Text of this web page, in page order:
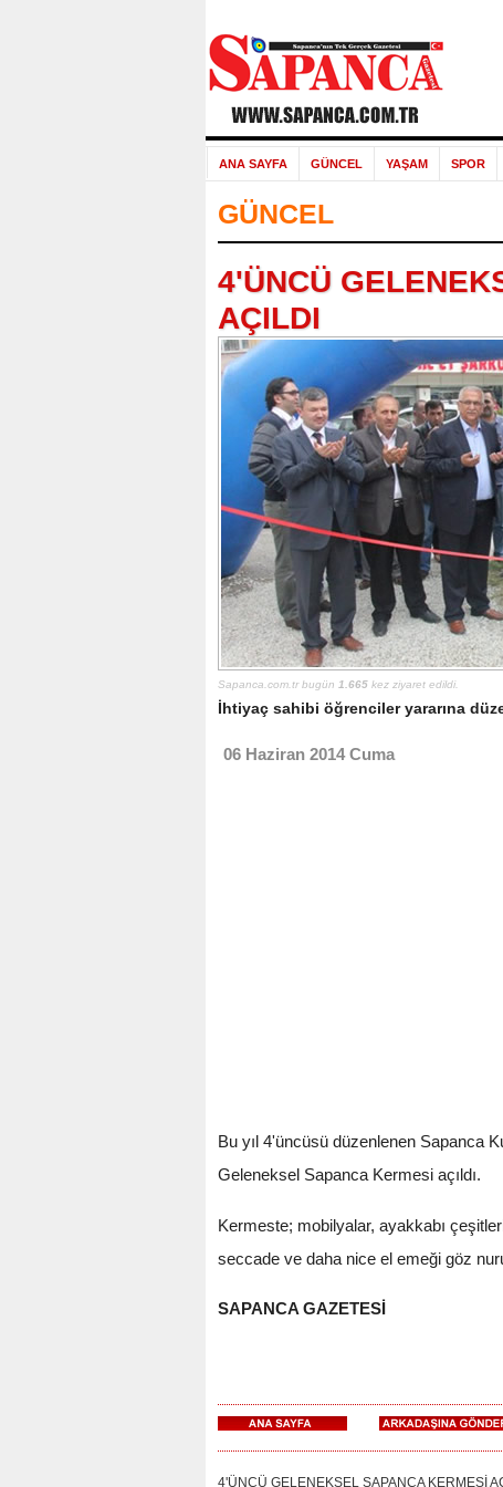
ANA SAYFA GÜNCEL YAŞAM SPOR
GÜNCEL
4'ÜNCÜ
AÇILDI
Sapanca.com.tr bugün 1.665kez ziyaret edildi.
İhtiyaç sahibi öğrenciler yararına
06 Haziran 2014 Cuma
Bu yıl 4'üncüsü düzenlenen Sapanca
Geleneksel Sapanca Kermesi açıldı.
Kermeste; mobilyalar, ayakkabı
seccade ve daha nice el emeği göz
SAPANCA GAZETESİ
4'ÜNCÜ GELENEKSEL SAPANCA KERMESİ